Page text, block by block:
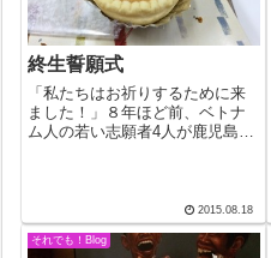
終生誓願式
「私たちはお祈りするために来
ました！」８年ほど前、ベトナ
ム人の若い志願者4人が鹿児島の
うでもあったが、正直言って、
「まだ20代、観想会がどんな所
か分って来て...
2015.08.18
それでも！Blog